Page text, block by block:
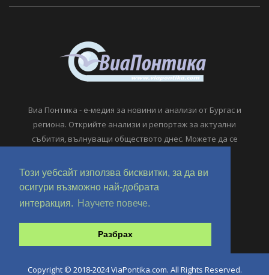
Този уебсайт използва бисквитки, за да ви
осигури възможно най-добрата
интеракция.
Научете повече.
Разбрах
Виа Понтика - е-медия за новини и анализи от Бургас и
региона. Открийте анализи и репортаж за актуални
събития, вълнуващи обществото днес. Можете да се
viapontika@viapontika.com
Copyright © 2018-2024 ViaPontika.com. All Rights Reserved.